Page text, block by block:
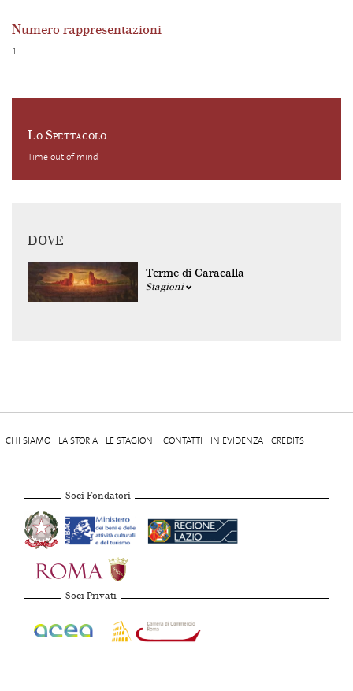
Numero rappresentazioni
1
Lo Spettacolo
Time out of mind
DOVE
Terme di Caracalla
Stagioni
CHI SIAMO LA STORIA LE STAGIONI CONTATTI IN EVIDENZA CREDITS
Soci Fondatori
Soci Privati